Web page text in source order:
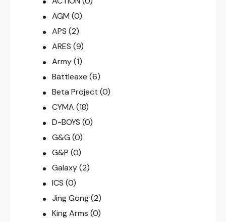
AGM (0)
APS (2)
ARES (9)
Army (1)
Battleaxe (6)
Beta Project (0)
CYMA (18)
D-BOYS (0)
G&G (0)
G&P (0)
Galaxy (2)
ICS (0)
Jing Gong (2)
King Arms (0)